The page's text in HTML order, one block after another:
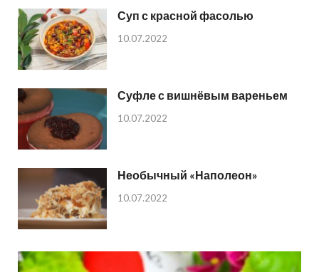
Суп с красной фасолью
10.07.2022
Суфле с вишнёвым вареньем
10.07.2022
Необычный «Наполеон»
10.07.2022